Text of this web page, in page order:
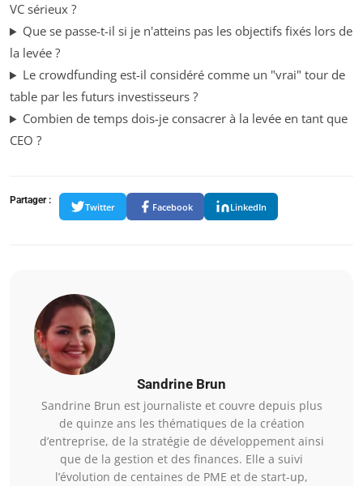
VC sérieux ?
Que se passe-t-il si je n'atteins pas les objectifs fixés lors de
la levée ?
Le crowdfunding est-il considéré comme un "vrai" tour de
table par les futurs investisseurs ?
Combien de temps dois-je consacrer à la levée en tant que
CEO ?
Partager :
Twitter Facebook LinkedIn
Sandrine Brun
Sandrine Brun est journaliste et couvre depuis plus
de quinze ans les thématiques de la création
d’entreprise, de la stratégie de développement ainsi
que de la gestion et des finances. Elle a suivi
l’évolution de centaines de PME et de start-up,